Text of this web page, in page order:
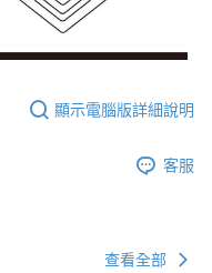
顯示電腦版詳細說明
客服
查看全部